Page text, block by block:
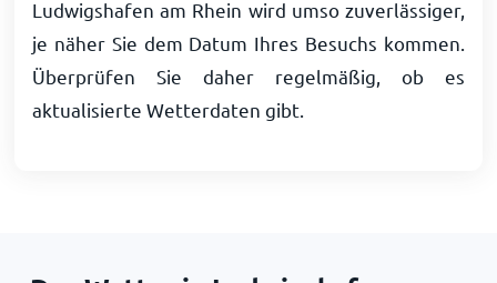
Ludwigshafen am Rhein wird umso zuverlässiger,
je näher Sie dem Datum Ihres Besuchs kommen.
Überprüfen Sie daher regelmäßig, ob es
aktualisierte Wetterdaten gibt.